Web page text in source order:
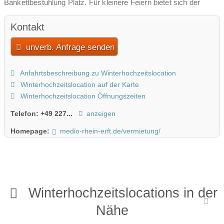
Bankettbestuhlung Platz. Für kleinere Feiern bietet sich der
Personen an.
Wenn wir Ihr Interesse geweckt haben, rufen Sie uns einfach an
oder schreiben eine Email. Wir erstellen Ihnen gerne zeitnah ein
Kontakt
unverb. Anfrage senden
Anfahrtsbeschreibung zu Winterhochzeitslocation
Winterhochzeitslocation auf der Karte
Winterhochzeitslocation Öffnungszeiten
Telefon: +49 227... anzeigen
Homepage: medio-rhein-erft.de/vermietung/
Winterhochzeitslocations in der
Nähe